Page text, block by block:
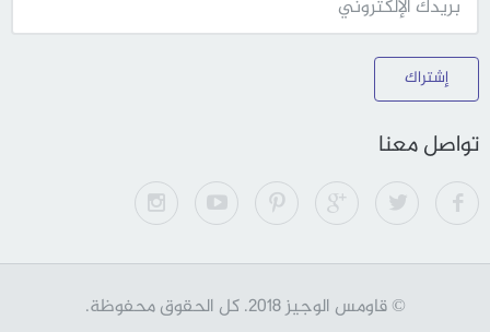
إشتراك
تواصل معنا
© قاومس الوجيز 2018. كل الحقوق محفوظة.